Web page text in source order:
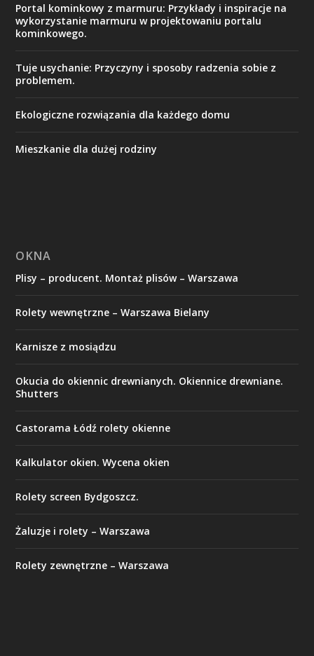
Portal kominkowy z marmuru: Przykłady i inspiracje na
wykorzystanie marmuru w projektowaniu portalu
kominkowego.
Tuje usychanie: Przyczyny i sposoby radzenia sobie z
problemem.
Ekologiczne rozwiązania dla każdego domu
Mieszkanie dla dużej rodziny
OKNA
Plisy – producent. Montaż plisów – Warszawa
Rolety wewnętrzne – Warszawa Bielany
Karnisze z mosiądzu
Okucia do okiennic drewnianych. Okiennice drewniane.
Shutters
Castorama Łódź rolety okienne
Kalkulator okien. Wycena okien
Rolety screen Bydgoszcz.
Żaluzje i rolety – Warszawa
Rolety zewnętrzne – Warszawa